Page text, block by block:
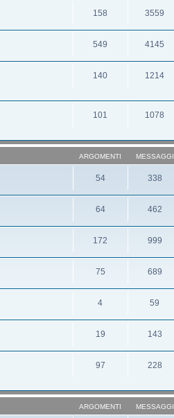
158 3559
549 4145
140 1214
101 1078
ARGOMENTI MESSAGGI
54 338
64 462
172 999
75 689
4 59
19 143
97 228
ARGOMENTI MESSAGGI